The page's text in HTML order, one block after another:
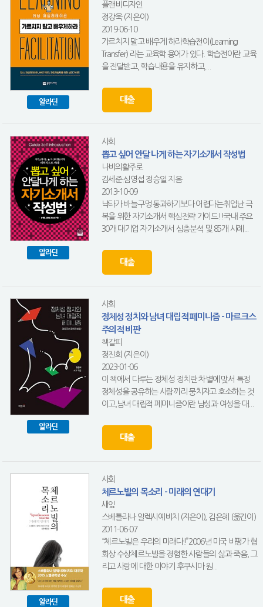
알라딘
플랜비디자인
정강욱 (지은이)
2019-06-10
가르치지 말고 배우게 하라학습전이(Learning
Transfer) 라는 교육학 용어가 있다. 학습전이란 교육
을 전달받고, 학습내용을 유지하고,...
대출
알라딘
사회
뽑고 싶어 안달 나게 하는 자기소개서 작성법
나비의활주로
김세준.심영섭.정승일 지음
2013-10-09
낙타가 바늘구멍 통과하기보다 어렵다는취업난 극
복을 위한 자기소개서 핵심전략 가이드!!국내 주요
30개 대기업 자기소개서 심층분석 및 85개 사례...
대출
알라딘
사회
정체성 정치와 남녀 대립적 페미니즘 - 마르크스
주의적 비판
책갈피
정진희 (지은이)
2023-01-06
이 책에서 다루는 정체성 정치란 차별에 맞서 특정
정체성을 공유하는 사람끼리 뭉치자고 호소하는 것
이고,남녀 대립적 페미니즘이란 남성과 여성을 대...
대출
알라딘
사회
체르노빌의 목소리 - 미래의 연대기
새잎
스베틀라나 알렉시예비치 (지은이), 김은혜 (옮긴이)
2011-06-07
“체르노빌은 우리의 미래다!”2006년 미국 비평가 협
회상 수상체르노빌을 경험한 사람들의 삶과 죽음, 그
리고 사랑에 대한 이야기 후쿠시마 원...
대출